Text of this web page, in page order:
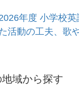
年度 小学校英
活動の工夫、歌
域から探す